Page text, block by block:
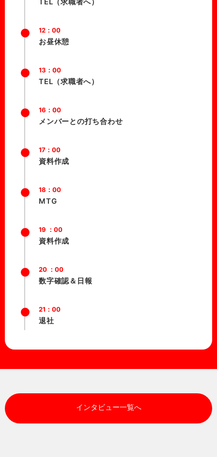
12：00
お昼休憩
13：00
TEL（求職者へ）
16：00
メンバーとの打ち合わせ
17：00
資料作成
18：00
MTG
19 ：00
資料作成
20 ：00
数字確認＆日報
21：00
退社
インタビュー一覧へ